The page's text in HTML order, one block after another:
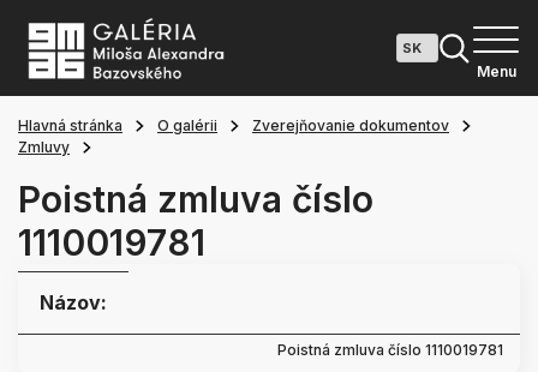
Menu
Hlavná stránka O galérii
Zverejňovanie dokumentov
Zmluvy
Poistná zmluva číslo
1110019781
Názov:
Poistná zmluva číslo 1110019781